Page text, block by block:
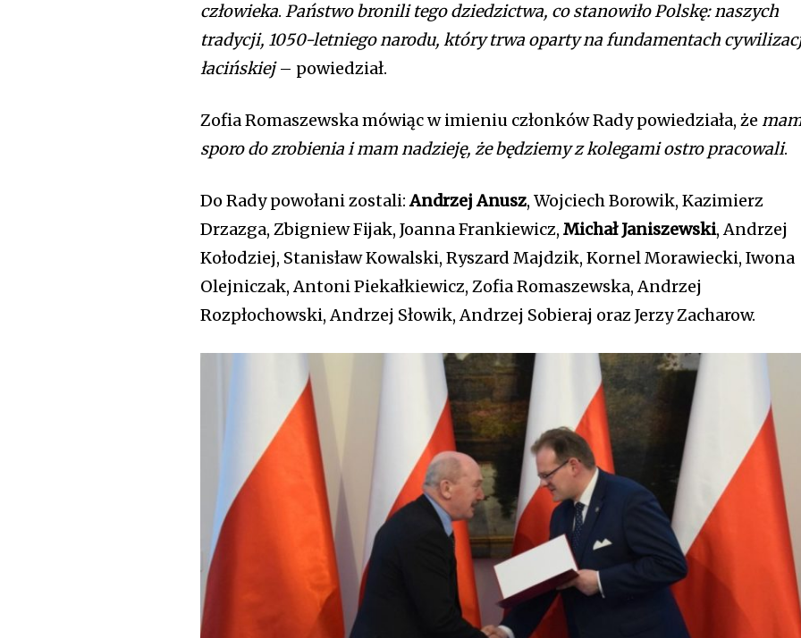
człowieka.Państwo bronili tego dziedzictwa, co stanowiło Polskę: naszych
tradycji, 1050-letniego narodu, który trwa oparty na fundamentach
łacińskiej– powiedział.
Zofia Romaszewska mówiąc w imieniu członków Rady powiedziała, że
sporo do zrobienia i mam nadzieję, że będziemy z kolegami ostro pracowali.
Do Rady powołani zostali:Andrzej Anusz, Wojciech Borowik, Kazimierz
Drzazga, Zbigniew Fijak, Joanna Frankiewicz,Michał Janiszewski, Andrzej
Kołodziej, Stanisław Kowalski, Ryszard Majdzik, Kornel Morawiecki, Iwona
Olejniczak, Antoni Piekałkiewicz, Zofia Romaszewska, Andrzej
Rozpłochowski, Andrzej Słowik, Andrzej Sobieraj oraz Jerzy Zacharow.